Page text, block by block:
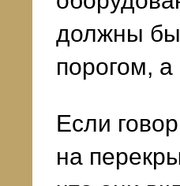
должны
порогом,
Если
на